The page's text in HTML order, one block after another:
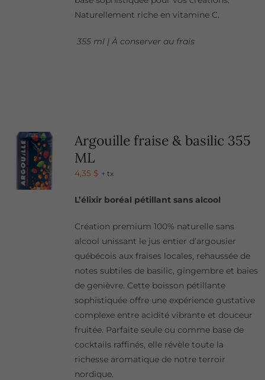
Naturellement riche en vitamine C.
355 ml | À conserver au frais
Argouille fraise & basilic 355
ML
4,35 $ + tx
L’élixir boréal pétillant sans alcool
Création premium 100% naturelle sans
alcool unissant le jus entier d’argousier
québécois aux fraises locales, rehaussée de
notes subtiles de basilic, gingembre et baies
de genièvre. Cette boisson pétillante
sophistiquée offre une expérience gustative
complexe entre acidité vibrante et douceur
fruitée. Parfaite seule ou comme base de
cocktails raffinés, elle révèle toute la
richesse aromatique de notre terroir
nordique.